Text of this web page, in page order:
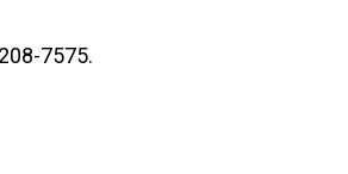
7575.